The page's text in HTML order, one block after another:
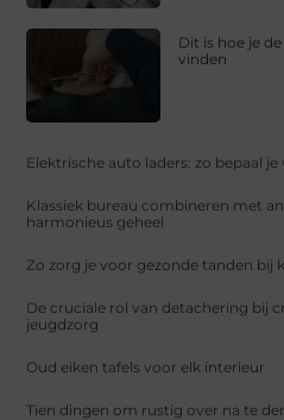
Dit is hoe je
vinden
Elektrische auto laders: zo bepaal
Klassiek bureau combineren met
harmonieus geheel
Zo zorg je voor gezonde tanden bij
De cruciale rol van detachering bij
jeugdzorg
Oud eiken tafels voor elk interieur
Tien dingen om rustig over na te